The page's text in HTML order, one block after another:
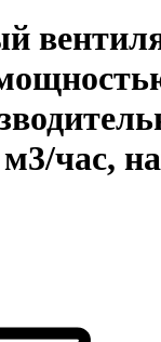
час,